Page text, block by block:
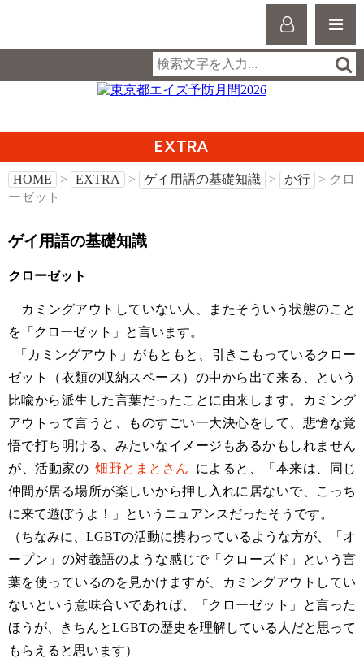
EXTRA
HOME > EXTRA > ゲイ用語の基礎知識 > か行
> クロ
ーゼット
ゲイ用語の基礎知識
クローゼット
カミングアウトしていない人、またそういう状態のこと
を「クローゼット」と言います。
「カミングアウト」がもともと、引きこもっているクロー
ゼット（衣類の収納スペース）の中から出て来る、という
比喩から派生した言葉だったことに由来します。カミング
アウトって言うと、ものすごい一大決心をして、悲愴な覚
悟で打ち明ける、みたいなイメージもあるかもしれません
が、活動家の 畑野とまとさん
によると、「本来は、同じ
仲間が居る場所が楽しいから押し入れに居ないで、こっち
に来て遊ぼうよ！」というニュアンスだったそうです。
（ちなみに、LGBTの活動に携わっているような方が、「オ
ープン」の対義語のような感じで「クローズド」という言
葉を使っているのを見かけますが、カミングアウトしてい
ないという意味合いであれば、「クローゼット」と言った
ほうが、きちんとLGBTの歴史を理解している人だと思って
もらえると思います）